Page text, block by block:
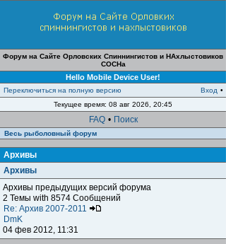
Форум на Сайте Орловских Спиннингистов и НАхлыстовиков
СОСНа
Hello Mobile Device User!
Переключиться на полную версию Вход •
Текущее время: 08 авг 2026, 20:45
FAQ • Поиск
Весь рыболовный форум
Архивы
Архивы
Архивы предыдущих версий форума
2 Темы with 8574 Сообщений
Re: Архив 2007-2011
DmK
04 фев 2012, 11:31